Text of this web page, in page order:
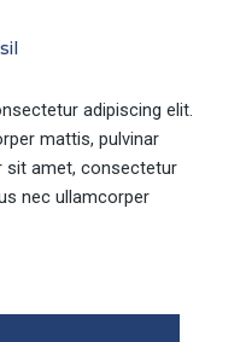
adipiscing elit.
mattis, pulvinar
sit amet, consectetur
nec ullamcorper